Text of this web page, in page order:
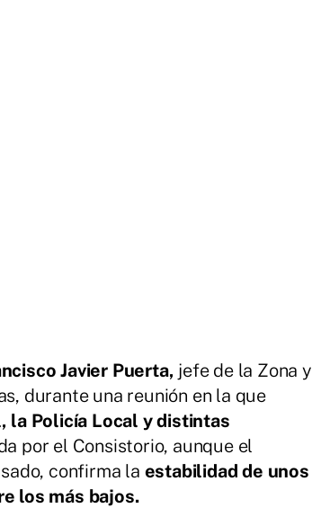
Javier Puerta, jefe de la Zona y
durante una reunión en la que
la Policía Local y distintas
por el Consistorio, aunque el
confirma la estabilidad de unos
los más bajos.